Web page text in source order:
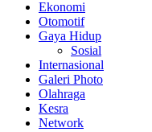
Ekonomi
Otomotif
Gaya Hidup
Sosial
Internasional
Galeri Photo
Olahraga
Kesra
Network